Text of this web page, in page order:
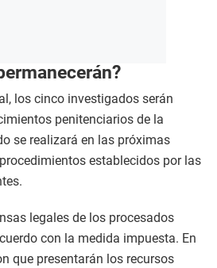
los cinco investigados serán
penitenciarios de la
se realizará en las próximas
establecidos por las
legales de los procesados
con la medida impuesta. En
que presentarán los recursos